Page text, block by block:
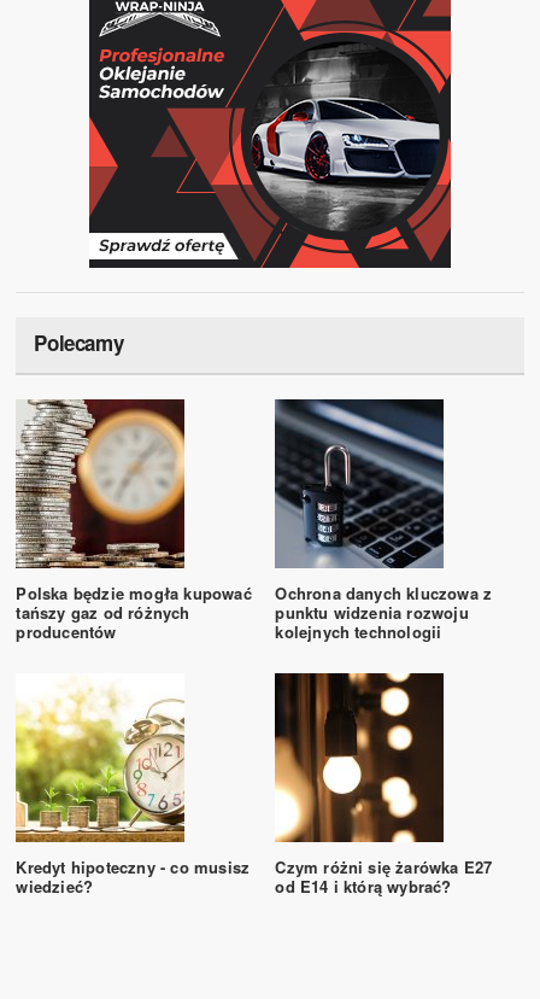
Polecamy
Polska będzie mogła kupować
tańszy gaz od różnych
producentów
Ochrona danych kluczowa z
punktu widzenia rozwoju
kolejnych technologii
Kredyt hipoteczny - co musisz
wiedzieć?
Czym różni się żarówka E27
od E14 i którą wybrać?